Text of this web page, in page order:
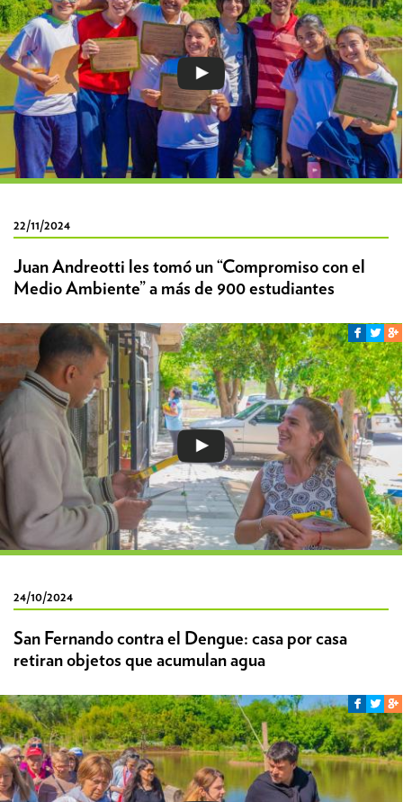
22/11/2024
Juan Andreotti les tomó un “Compromiso con el
Medio Ambiente” a más de 900 estudiantes
24/10/2024
San Fernando contra el Dengue: casa por casa
retiran objetos que acumulan agua